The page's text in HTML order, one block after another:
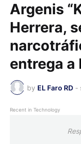
Argenis
Herrera,
entrega a
by EL Faro RD -
Recent in Technology